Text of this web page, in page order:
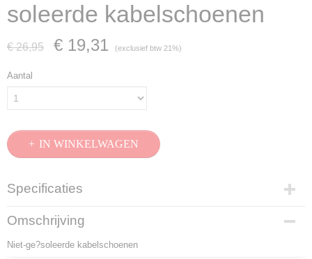
soleerde kabelschoenen
€ 26,95 € 19,31 (exclusief btw 21%)
Aantal
IN WINKELWAGEN
Specificaties
Productcode
97 99 212
EAN code
Omschrijving
Niet-ge?soleerde kabelschoenen